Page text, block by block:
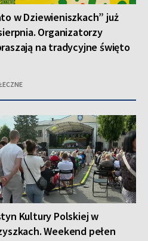
w Dziewieniszkach” już
Organizatorzy
na tradycyjne święto
Kultury Polskiej w
Weekend pełen